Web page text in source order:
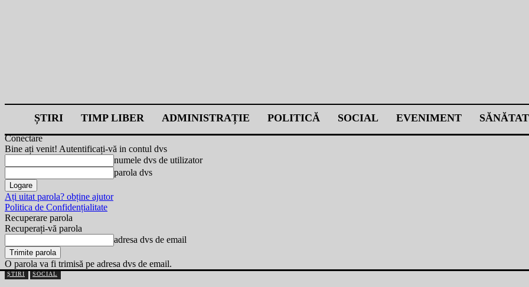
ȘTIRI TIMP LIBER ADMINISTRAȚIE POLITICĂ SOCIAL EVENIMENT
Conectare
Bine ați venit! Autentificați-vă in contul dvs
numele dvs de utilizator
parola dvs
Ați uitat parola? obține ajutor
Politica de Confidențialitate
Recuperare parola
Recuperați-vă parola
adresa dvs de email
O parola va fi trimisă pe adresa dvs de email.
ȘTIRI SOCIAL